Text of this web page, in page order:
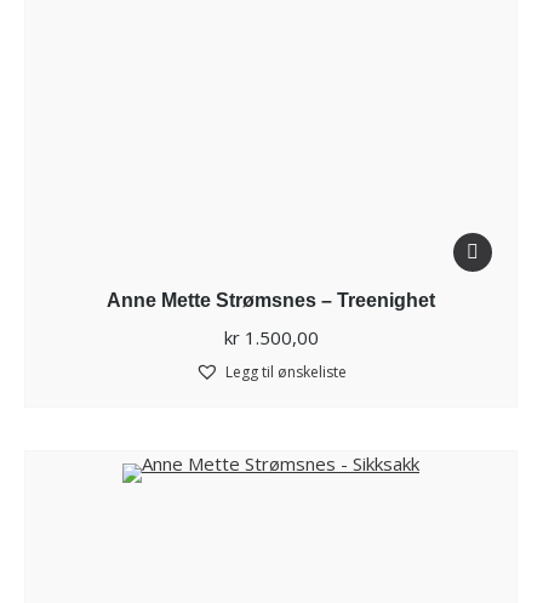
Anne Mette Strømsnes – Treenighet
kr1.500,00
Legg til ønskeliste